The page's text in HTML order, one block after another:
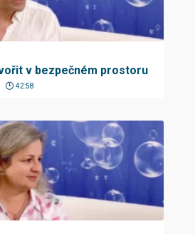
v bezpečném prostoru
42:58